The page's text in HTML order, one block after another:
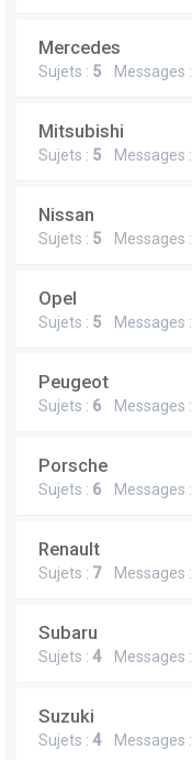
Mercedes
Sujets : 5 Messages :
Mitsubishi
Sujets : 5 Messages :
Nissan
Sujets : 5 Messages :
Opel
Sujets : 5 Messages :
Peugeot
Sujets : 6 Messages :
Porsche
Sujets : 6 Messages :
Renault
Sujets : 7Messages :
Subaru
Sujets : 4Messages :
Suzuki
Sujets : 4Messages :